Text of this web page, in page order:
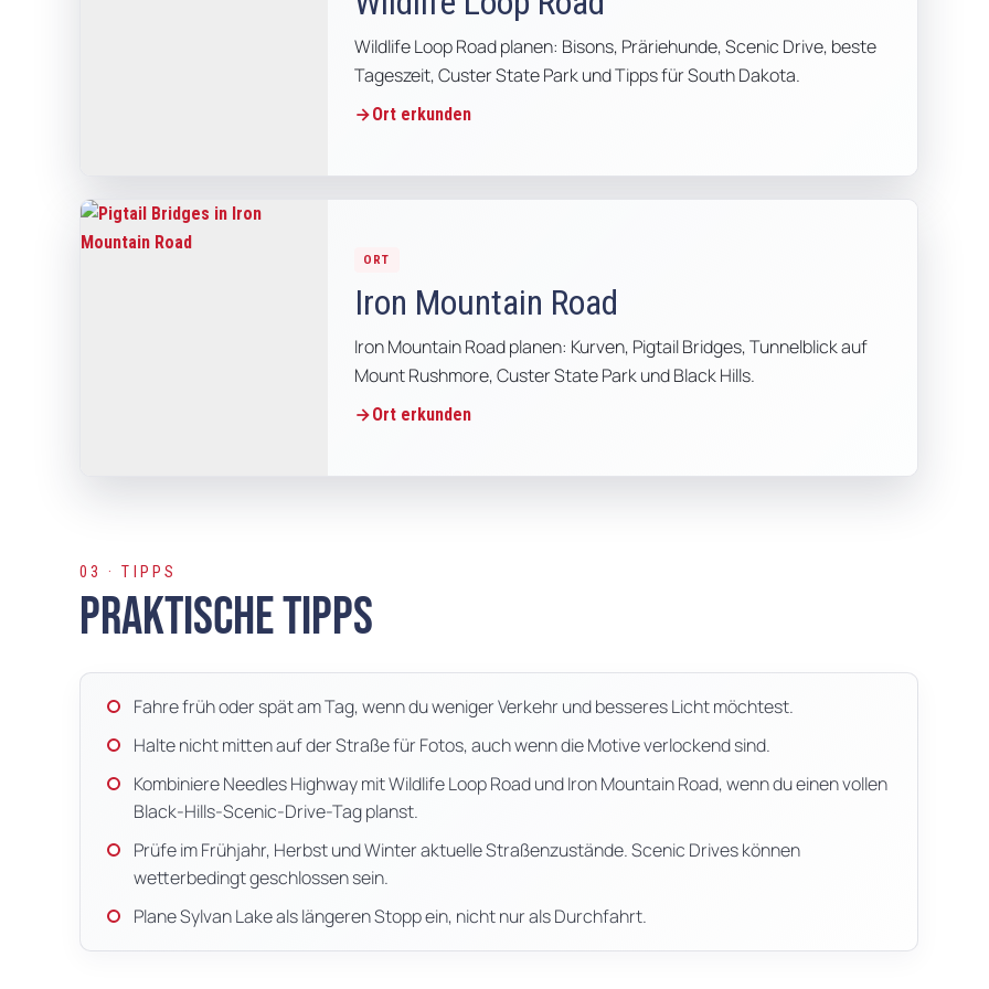
Wildlife Loop Road planen: Bisons, Präriehunde, Scenic Drive, beste
Tageszeit, Custer State Park und Tipps für South Dakota.
Ort erkunden
ORT
Iron Mountain Road
Iron Mountain Road planen: Kurven, Pigtail Bridges, Tunnelblick auf
Mount Rushmore, Custer State Park und Black Hills.
Ort erkunden
03 · TIPPS
Praktische Tipps
Fahre früh oder spät am Tag, wenn du weniger Verkehr und besseres Licht möchtest.
Halte nicht mitten auf der Straße für Fotos, auch wenn die Motive verlockend sind.
Kombiniere Needles Highway mit Wildlife Loop Road und Iron Mountain Road, wenn du einen vollen
Black-Hills-Scenic-Drive-Tag planst.
Prüfe im Frühjahr, Herbst und Winter aktuelle Straßenzustände. Scenic Drives können
wetterbedingt geschlossen sein.
Plane Sylvan Lake als längeren Stopp ein, nicht nur als Durchfahrt.